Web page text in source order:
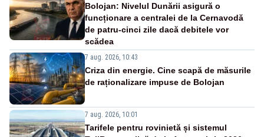
Bolojan: Nivelul Dunării asigură o
funcționare a centralei de la Cernavodă
de patru-cinci zile dacă debitele vor
scădea
7 aug. 2026, 10:43
Criza din energie. Cine scapă de măsurile
de raționalizare impuse de Bolojan
7 aug. 2026, 10:01
Tarifele pentru rovinietă și sistemul